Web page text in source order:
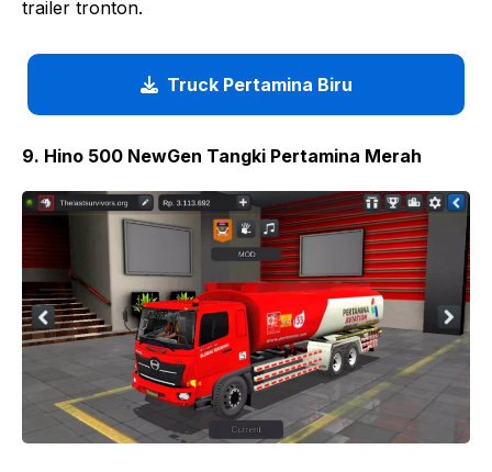
trailer tronton.
Truck Pertamina Biru
9. Hino 500 NewGen Tangki Pertamina Merah